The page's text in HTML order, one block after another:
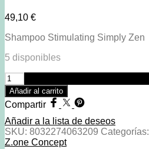
49,10 €
Shampoo Stimulating Simply Zen
5 disponibles
Shampoo
Stimulating
Simply
Zen
100ML
cantidad
Añadir al carrito
Compartir
Añadir a la lista de deseos
SKU: 8032274063209 Categorías:
Z.one Concept